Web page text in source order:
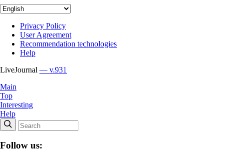
Privacy Policy
User Agreement
Recommendation technologies
Help
LiveJournal — v.931
Main
Top
Interesting
Help
Follow us: